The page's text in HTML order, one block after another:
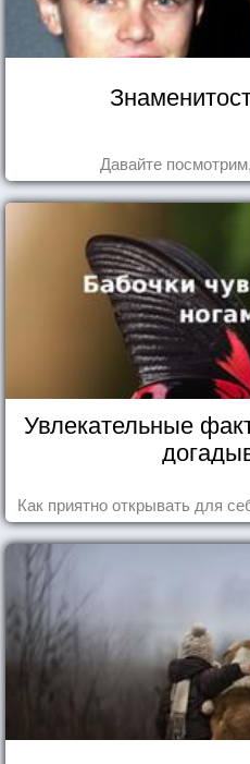
Давайте
Увлекательные
Как приятно открывать для